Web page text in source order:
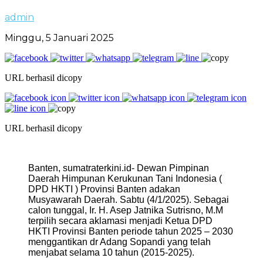
admin
Minggu, 5 Januari 2025
URL berhasil dicopy
URL berhasil dicopy
Banten, sumatraterkini.id- Dewan Pimpinan
Daerah Himpunan Kerukunan Tani Indonesia (
DPD HKTI ) Provinsi Banten adakan
Musyawarah Daerah. Sabtu (4/1/2025). Sebagai
calon tunggal, Ir. H. Asep Jatnika Sutrisno, M.M
terpilih secara aklamasi menjadi Ketua DPD
HKTI Provinsi Banten periode tahun 2025 – 2030
menggantikan dr Adang Sopandi yang telah
menjabat selama 10 tahun (2015-2025).